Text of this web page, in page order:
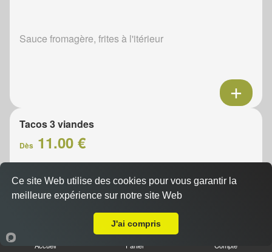
Sauce fromagère, frites à l'itérieur
Tacos 3 viandes
Dès 11.00 €
Sauce fromagère, frites à l'itérieur
Accueil Panier Compte
Ce site Web utilise des cookies pour vous garantir la
meilleure expérience sur notre site Web
J'ai compris